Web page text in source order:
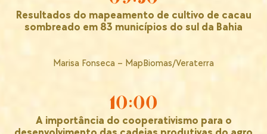
Resultados do mapeamento de cultivo de cacau
sombreado em 83 municípios do sul da Bahia
Marisa Fonseca – MapBiomas/Veraterra
10:00
A importância do cooperativismo para o